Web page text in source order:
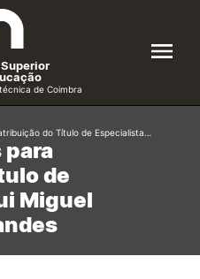
de Coimbra
General
para
de
Miguel
do Título de Especialista…